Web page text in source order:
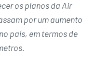
os planos da Air
por um aumento
país, em termos de